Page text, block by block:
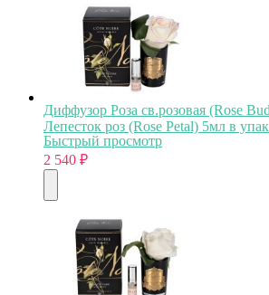
Диффузор Роза св.розовая (Rose
Лепесток роз (Rose Petal) 5мл в
Быстрый просмотр
2 540 ₽